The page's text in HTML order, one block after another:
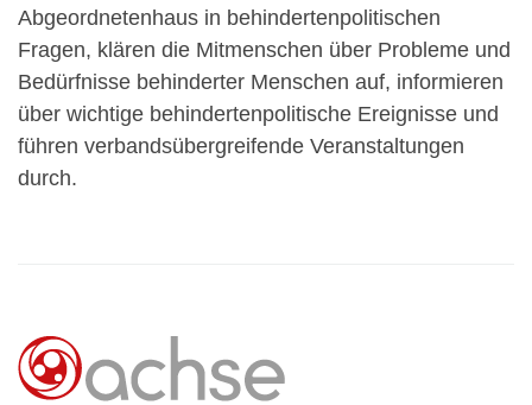
Abgeordnetenhaus in behindertenpolitischen
Fragen, klären die Mitmenschen über Probleme und
Bedürfnisse behinderter Menschen auf, informieren
über wichtige behindertenpolitische Ereignisse und
führen verbandsübergreifende Veranstaltungen
durch.